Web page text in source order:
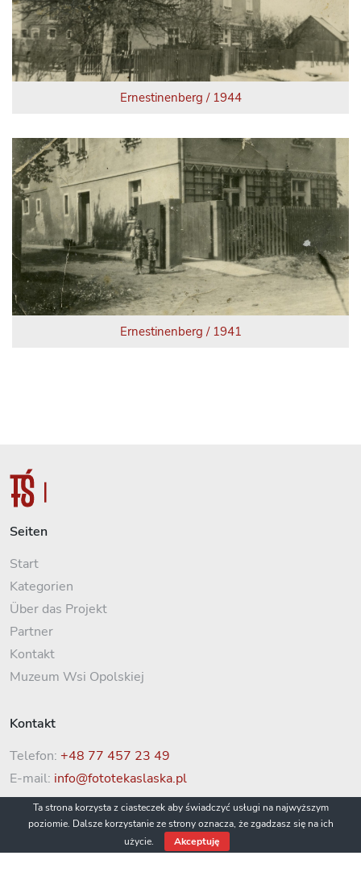
Ernestinenberg / 1944
Ernestinenberg / 1941
Seiten
Start
Kategorien
Über das Projekt
Partner
Kontakt
Muzeum Wsi Opolskiej
Kontakt
Telefon: +48 77 457 23 49
E-mail: info@fototekaslaska.pl
Ta strona korzysta z ciasteczek aby świadczyć usługi na najwyższym
poziomie. Dalsze korzystanie ze strony oznacza, że zgadzasz się na ich
użycie.
Akceptuję